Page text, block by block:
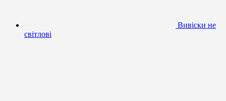
Вивіски не
світлові